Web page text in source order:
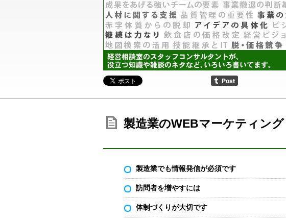
製造業のWEBマーケティング
製造業でも情報発信が必須です
訪問者を増やすには
体制づくりが大切です